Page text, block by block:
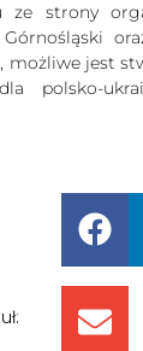
ze strony
Górnośląski
możliwe jest
polsko-